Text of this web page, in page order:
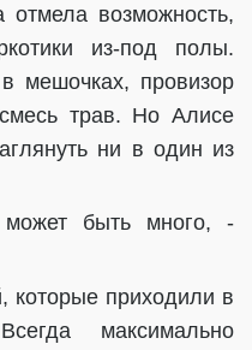
отмела возможность,
из-под полы.
мешочках, провизор
трав. Но Алисе
ни в один из
быть много, -
которые приходили в
максимально